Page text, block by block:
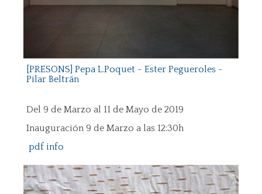
[PRESONS] Pepa L.Poquet - Ester Pegueroles -
Pilar Beltrán
Del 9 de Marzo al 11 de Mayo de 2019
Inauguración 9 de Marzo a las 12:30h
pdf info